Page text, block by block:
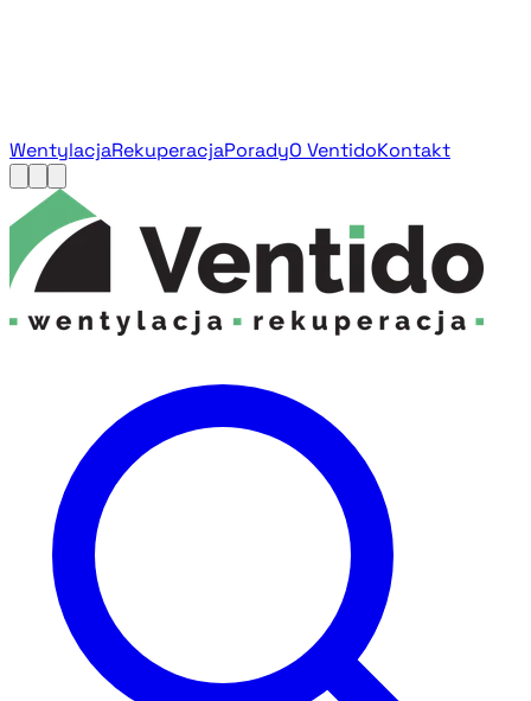
WentylacjaRekuperacjaPoradyO VentidoKontakt